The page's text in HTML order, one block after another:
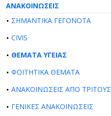
ΑΝΑΚΟΙΝΩΣΕΙΣ
ΣΗΜΑΝΤΙΚΑ ΓΕΓΟΝΟΤΑ
CIVIS
ΘΕΜΑΤΑ ΥΓΕΙΑΣ
ΦΟΙΤΗΤΙΚΑ ΘΕΜΑΤΑ
ΑΝΑΚΟΙΝΩΣΕΙΣ ΑΠΟ ΤΡΙΤΟΥΣ
ΓΕΝΙΚΕΣ ΑΝΑΚΟΙΝΩΣΕΙΣ